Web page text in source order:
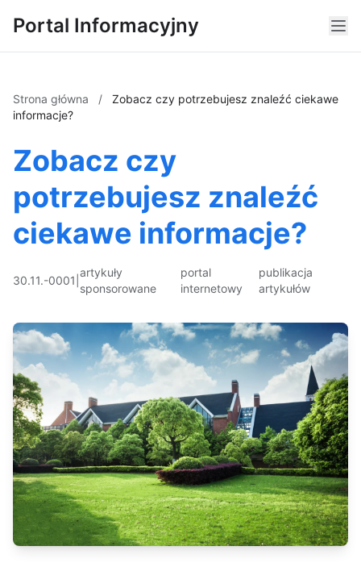
Portal Informacyjny
Strona główna /
Zobacz czy potrzebujesz znaleźć ciekawe
informacje?
Zobacz czy
potrzebujesz znaleźć
ciekawe informacje?
30.11.-0001
artykuły
sponsorowane
portal
internetowy
publikacja
artykułów